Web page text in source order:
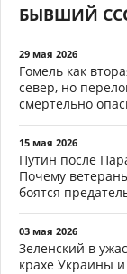
БЫВШИЙ
29 мая 2026
Гомель как
север, но
смертельно
15 мая 2026
Путин после
Почему
боятся
03 мая 2026
Зеленский в
крахе Украины